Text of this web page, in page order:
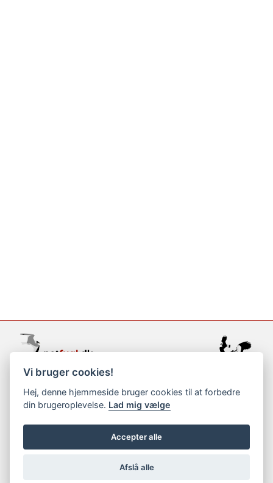
support@netfugl.dk
copyright © 2002-2023
Vi bruger cookies!
Hej, denne hjemmeside bruger cookies til at forbedre
din brugeroplevelse. Lad mig vælge
Accepter alle
Afslå alle